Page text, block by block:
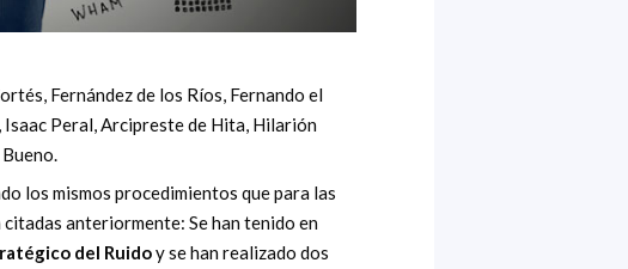
Fernández de los Ríos, Fernando el
Peral, Arcipreste de Hita, Hilarión
los mismos procedimientos que para las
anteriormente: Se han tenido en
del Ruidoy se han realizado dos